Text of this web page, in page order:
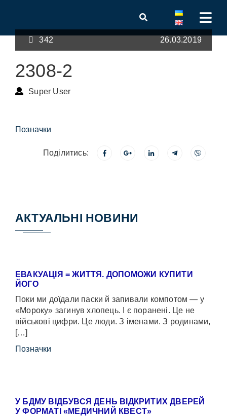
342 26.03.2019
2308-2
Super User
Позначки
Поділитись:
АКТУАЛЬНІ НОВИНИ
ЕВАКУАЦІЯ = ЖИТТЯ. ДОПОМОЖИ КУПИТИ
ЙОГО
Поки ми доїдали паски й запивали компотом — у
«Мороку» загинув хлопець. І є поранені. Це не
військові цифри. Це люди. З іменами. З родинами,
[…]
Позначки
У БДМУ ВІДБУВСЯ ДЕНЬ ВІДКРИТИХ ДВЕРЕЙ
У ФОРМАТІ «МЕДИЧНИЙ КВЕСТ»